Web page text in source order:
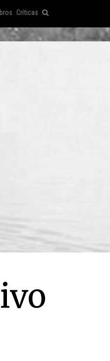
Críticas